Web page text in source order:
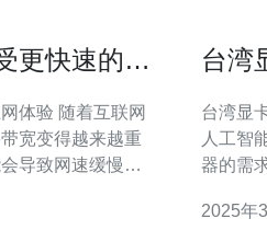
更快速的上
互联网
宽变得越来越重
导致网速缓慢、
，可以联系您的
台湾
台湾显卡
人工智
器的需
选。本文
2025年